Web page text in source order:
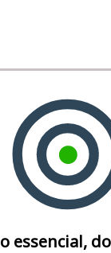
essencial,